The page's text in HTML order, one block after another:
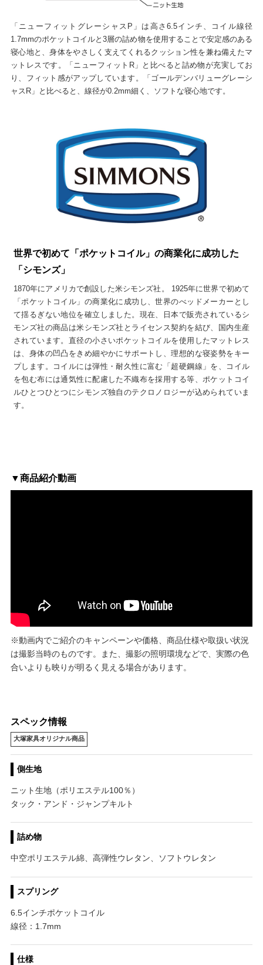
「ニューフィットグレーシャスP」は高さ6.5インチ、コイル線径
1.7mmのポケットコイルと3層の詰め物を使用することで安定感のある
寝心地と、身体をやさしく支えてくれるクッション性を兼ね備えたマ
ットレスです。「ニューフィットR」と比べると詰め物が充実してお
り、フィット感がアップしています。「ゴールデンバリューグレーシ
ャスR」と比べると、線径が0.2mm細く、ソフトな寝心地です。
世界で初めて「ポケットコイル」の商業化に成功した
「シモンズ」
1870年にアメリカで創設した米シモンズ社。 1925年に世界で初めて
「ポケットコイル」の商業化に成功し、世界のべッドメーカーとし
て揺るぎない地位を確立しました。現在、日本で販売されているシ
モンズ社の商品は米シモンズ社とライセンス契約を結び、国内生産
されています。直径の小さいポケットコイルを使用したマットレス
は、身体の凹凸をきめ細やかにサポートし、理想的な寝姿勢をキー
プします。コイルには弾性・耐久性に富む「超硬鋼線」を、コイル
を包む布には通気性に配慮した不織布を採用する等、ポケットコイ
ルひとつひとつにシモンズ独自のテクロノロジーが込められていま
す。
▼商品紹介動画
※動画内でご紹介のキャンペーンや価格、商品仕様や取扱い状況
は撮影当時のものです。また、撮影の照明環境などで、実際の色
合いよりも映りが明るく見える場合があります。
スペック情報
大塚家具オリジナル商品
側生地
ニット生地（ポリエステル100％）
タック・アンド・ジャンプキルト
詰め物
中空ポリエステル綿、高弾性ウレタン、ソフトウレタン
スプリング
6.5インチポケットコイル
線径：1.7mm
仕様